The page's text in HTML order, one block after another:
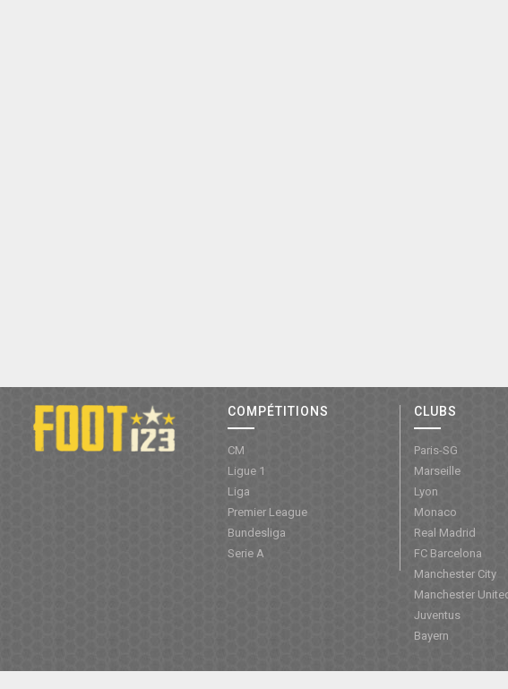
COMPÉTITIONS
CM
Ligue 1
Liga
Premier League
Bundesliga
Serie A
CLUBS
Paris-SG
Marseille
Lyon
Monaco
Real Madrid
FC Barcelona
Manchester City
Manchester
Juventus
Bayern